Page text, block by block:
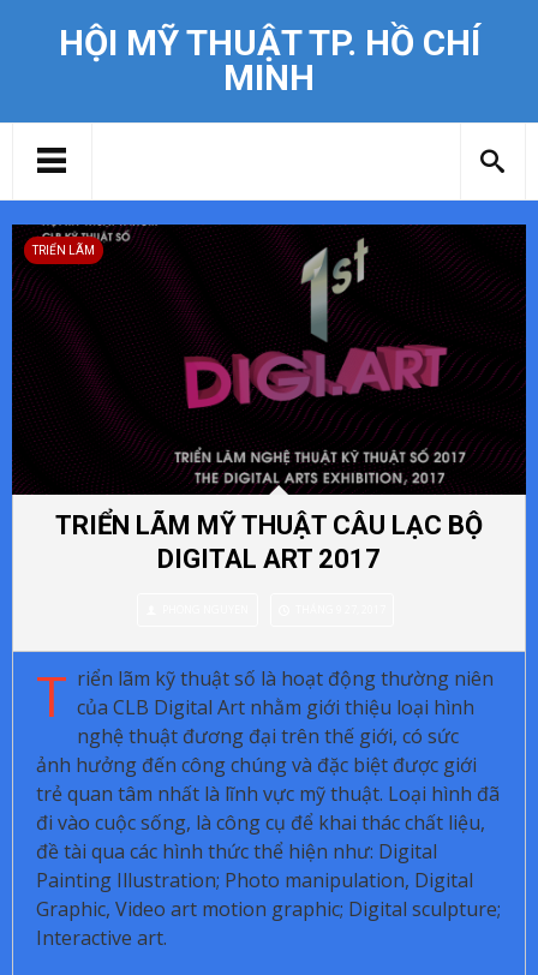
HỘI MỸ THUẬT TP. HỒ CHÍ
MINH
TRIỂN LÃM
TRIỂN LÃM MỸ THUẬT CÂU LẠC BỘ
DIGITAL ART 2017
T riển lãm kỹ thuật số là hoạt động thường niên
của CLB Digital Art nhằm giới thiệu loại hình
nghệ thuật đương đại trên thế giới, có sức
ảnh hưởng đến công chúng và đặc biệt được giới
trẻ quan tâm nhất là lĩnh vực mỹ thuật. Loại hình đã
đi vào cuộc sống, là công cụ để khai thác chất liệu,
đề tài qua các hình thức thể hiện như: Digital
Painting Illustration; Photo manipulation, Digital
Graphic, Video art motion graphic; Digital sculpture;
Interactive art.